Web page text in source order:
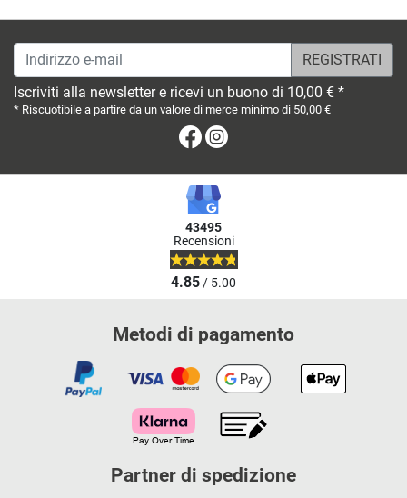
Indirizzo e-mail
Iscriviti alla newsletter e ricevi un buono di 10,00 € *
* Riscuotibile a partire da un valore di merce minimo di 50,00 €
Facebook
43495
Recensioni
4.85/ 5.00
Metodi di pagamento
Partner di spedizione